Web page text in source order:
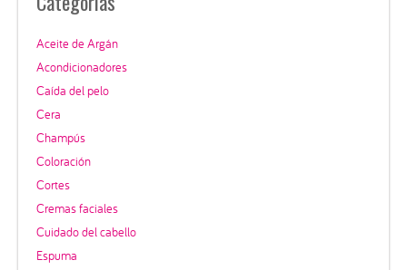
Aceite de Argán
Acondicionadores
Caída del pelo
Cera
Champús
Coloración
Cortes
Cremas faciales
Cuidado del cabello
Espuma